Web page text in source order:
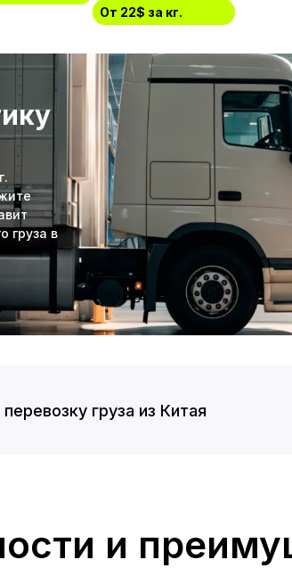
От 22$ за кг.
груза в
груза из Китая
и